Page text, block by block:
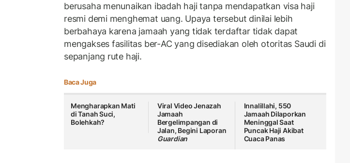
berusaha menunaikan ibadah haji tanpa mendapatkan visa haji
resmi demi menghemat uang. Upaya tersebut dinilai lebih
berbahaya karena jamaah yang tidak terdaftar tidak dapat
mengakses fasilitas ber-AC yang disediakan oleh otoritas Saudi di
sepanjang rute haji.
Baca Juga
Mengharapkan Mati
di Tanah Suci,
Bolehkah?
Viral Video Jenazah
Jamaah
Bergelimpangan di
Jalan, Begini Laporan
Guardian
Innalillahi, 550
Jamaah Dilaporkan
Meninggal Saat
Puncak Haji Akibat
Cuaca Panas